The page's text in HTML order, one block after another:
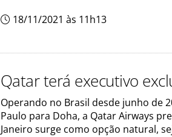
18/11/2021 às 11h13
Qatar terá executivo
Operando no Brasil desde junho de
Paulo para Doha, a Qatar Airways
Janeiro surge como opção natural,